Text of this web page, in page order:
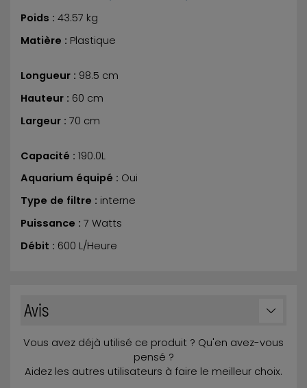
Poids : 43.57 kg
Matière : Plastique
Longueur : 98.5 cm
Hauteur : 60 cm
Largeur : 70 cm
Capacité : 190.0L
Aquarium équipé : Oui
Type de filtre : interne
Puissance : 7 Watts
Débit : 600 L/Heure
Avis
Vous avez déjà utilisé ce produit ? Qu'en avez-vous
pensé ?
Aidez les autres utilisateurs à faire le meilleur choix.